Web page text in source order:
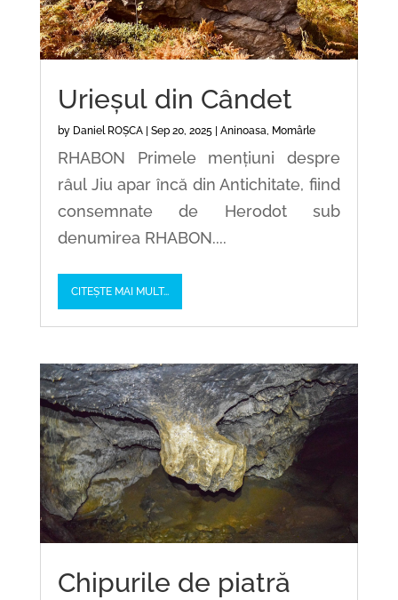
Urieșul din Cândet
by Daniel ROȘCA| Sep 20, 2025| Aninoasa, Momârle
RHABON Primele mențiuni despre
râul Jiu apar încă din Antichitate, fiind
consemnate de Herodot sub
denumirea RHABON....
CITEȘTE MAI MULT...
Chipurile de piatră